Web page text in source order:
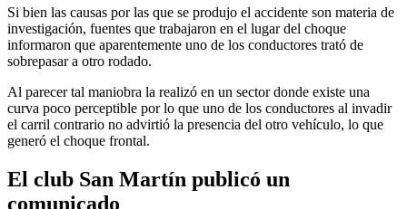
Si bien las causas por las que se produjo el accidente son materia de
investigación, fuentes que trabajaron en el lugar del choque
informaron que aparentemente uno de los conductores trató de
sobrepasar a otro rodado.
Al parecer tal maniobra la realizó en un sector donde existe una
curva poco perceptible por lo que uno de los conductores al invadir
el carril contrario no advirtió la presencia del otro vehículo, lo que
generó el choque frontal.
El club San Martín publicó un
comunicado